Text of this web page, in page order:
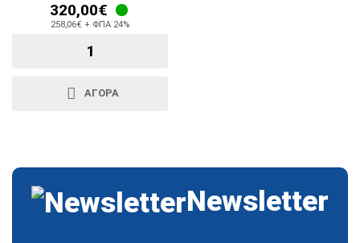
320,00€
258,06€ + ΦΠΑ 24%
ΑΓΟΡΑ
Newsletter